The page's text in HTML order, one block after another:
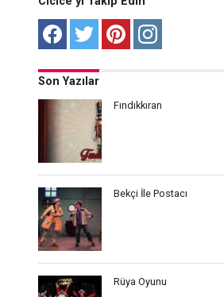
Son Yazılar
Fındıkkıran
Bekçi İle Postacı
Rüya Oyunu